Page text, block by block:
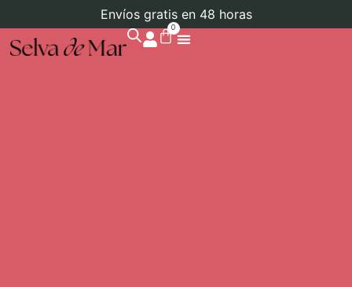
Envíos gratis en 48 horas
0